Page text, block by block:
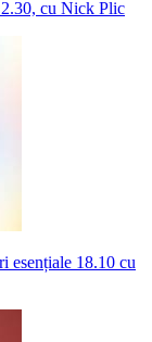
2.30, cu Nick Plic
esențiale 18.10 cu